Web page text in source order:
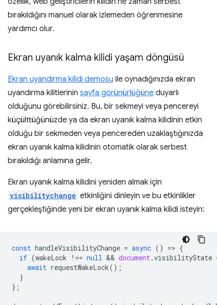
bırakıldığını manuel olarak izlemeden öğrenmesine
yardımcı olur.
Ekran uyanık kalma kilidi yaşam döngüsü
Ekran uyandırma kilidi demosu ile oynadığınızda ekran
uyandırma kilitlerinin sayfa görünürlüğüne duyarlı
olduğunu görebilirsiniz. Bu, bir sekmeyi veya pencereyi
küçülttüğünüzde ya da ekran uyanık kalma kilidinin etkin
olduğu bir sekmeden veya pencereden uzaklaştığınızda
ekran uyanık kalma kilidinin otomatik olarak serbest
bırakıldığı anlamına gelir.
Ekran uyanık kalma kilidini yeniden almak için
visibilitychange etkinliğini dinleyin ve bu etkinlikler
gerçekleştiğinde yeni bir ekran uyanık kalma kilidi isteyin:
const handleVisibilityChange = async () => {
if (wakeLock !== null && document.visibilityState
await requestWakeLock();
}
};